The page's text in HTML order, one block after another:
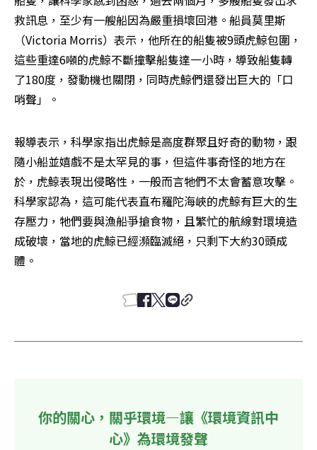
救訊息，至少有一艘船因為嚴重損壞回港。船員莫里斯
（Victoria Morris）表示，他所在的船隻被9頭虎鯨包圍，
這些重達6噸的虎鯨不斷撞擊船隻達一小時，導致船隻轉
了180度，發動機也關閉，同時虎鯨們還發出巨大的「口
哨聲」。
報導表示，科學家指出虎鯨是高度群聚且好奇的動物，跟
隨小船並嬉戲不是太罕見的事，但這件事奇怪的地方在
於，虎鯨表現出侵略性，一般而言牠們不太會蓄意攻擊。
科學家認為，這可能代表直布羅陀海峽的虎鯨有巨大的生
存壓力，牠們要與漁船爭搶食物，且繁忙的航線對環境造
成破壞，當地的虎鯨已經瀕臨滅絕，只剩下大約30頭成
體。
你的關心，關乎環境—讓《環境資訊中
心》為環境發聲